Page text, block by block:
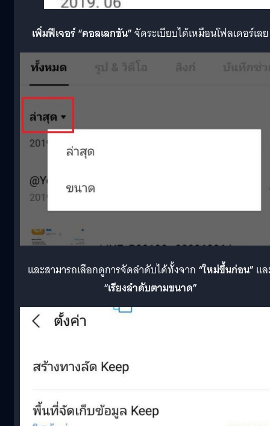
เพิ่มฟีเจอร์ “คอลเลกชัน”จัดระเบียบได้เหมือนโฟลเดอร์เลย
และสามารถเลือกดูการจัดลำดับได้ทั้งจาก “ใหม่ขึ้นก่อน” แ
“เรียงลำดับตามขนาด”